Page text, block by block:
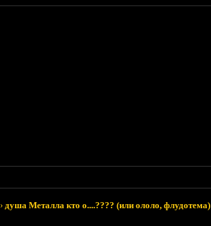
›душа Металла кто о....???? (или ололо, флудотема)